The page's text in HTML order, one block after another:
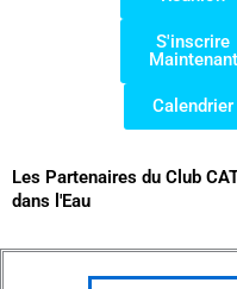
S'inscrire
Maintenant
Calendrier
Les Partenaires du Club
dans l'Eau